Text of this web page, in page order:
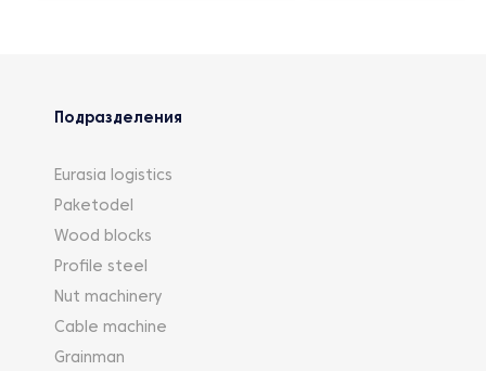
Подразделения
Eurasia logistics
Paketodel
Wood blocks
Profile steel
Nut machinery
Cable machine
Grainman